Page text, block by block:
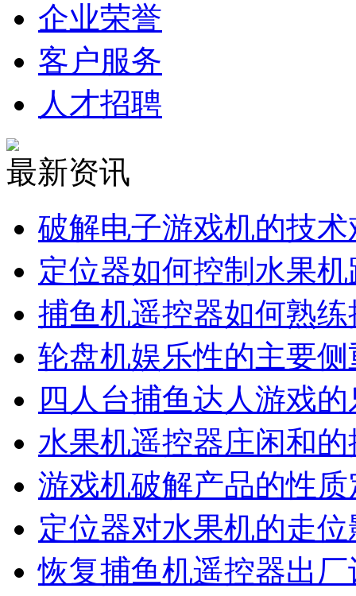
企业荣誉
客户服务
人才招聘
最新资讯
破解电子游戏机的技术
定位器如何控制水果
捕鱼机遥控器如何熟练
轮盘机娱乐性的主要侧
四人台捕鱼达人游戏
水果机遥控器庄闲和的
游戏机破解产品的性质
定位器对水果机的走
恢复捕鱼机遥控器出厂